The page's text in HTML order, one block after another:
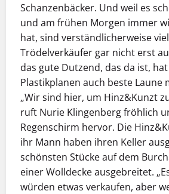
Schanzenbäcker. Und weil es
und am frühen Morgen immer
hat, sind verständlicherweise
Trödelverkäufer gar nicht erst
das gute Dutzend, das da ist,
Plastikplanen auch beste Laune
„Wir sind hier, um Hinz&Kunzt
ruft Nurie Klingenberg fröhlich
Regenschirm hervor. Die
ihr Mann haben ihren Keller
schönsten Stücke auf dem
einer Wolldecke ausgebreitet.
würden etwas verkaufen, aber